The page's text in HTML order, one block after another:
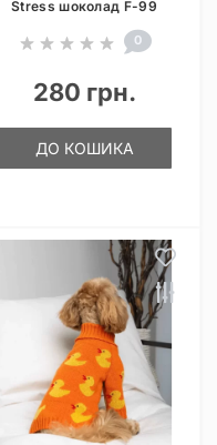
Stress шоколад F-99
0
280 грн.
ДО КОШИКА